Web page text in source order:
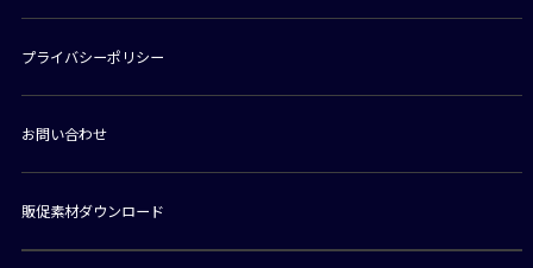
プライバシーポリシー
お問い合わせ
販促素材ダウンロード